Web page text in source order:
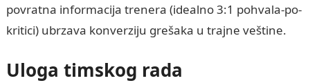
povratna informacija trenera (idealno 3:1 pohvala-po-
kritici) ubrzava konverziju grešaka u trajne veštine.
Uloga timskog rada